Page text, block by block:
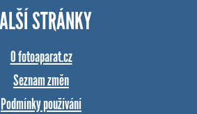
STRÁNKY
O fotoaparat.cz
Seznam změn
Podmínky používání